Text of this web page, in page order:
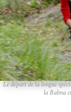
Le départ de la longue
la Balma